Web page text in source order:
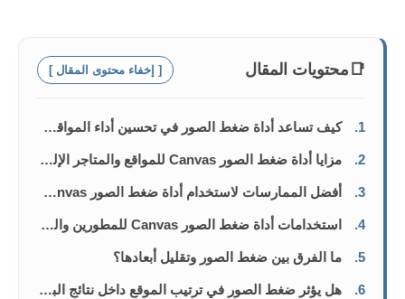
📑 محتويات المقال [ إخفاء محتوى المقال ]
1. كيف تساعد أداة ضغط الصور في تحسين أداء المواقع والمدونات
2. مزايا أداة ضغط الصور Canvas للمواقع والمتاجر الإلكترونية
3. أفضل الممارسات لاستخدام أداة ضغط الصور Canvas بفعالية
4. استخدامات أداة ضغط الصور Canvas للمطورين والمصممين وصناع المحتوى
5. ما الفرق بين ضغط الصور وتقليل أبعادها؟
6. هل يؤثر ضغط الصور في ترتيب الموقع داخل نتائج البحث؟